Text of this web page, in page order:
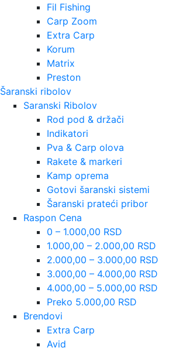
Fil Fishing
Carp Zoom
Extra Carp
Korum
Matrix
Preston
Šaranski ribolov
Saranski Ribolov
Rod pod & držači
Indikatori
Pva & Carp olova
Rakete & markeri
Kamp oprema
Gotovi šaranski sistemi
Šaranski prateći pribor
Raspon Cena
0 – 1.000,00 RSD
1.000,00 – 2.000,00 RSD
2.000,00 – 3.000,00 RSD
3.000,00 – 4.000,00 RSD
4.000,00 – 5.000,00 RSD
Preko 5.000,00 RSD
Brendovi
Extra Carp
Avid